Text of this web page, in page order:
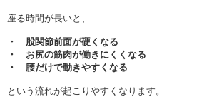
座る時間が長いと、
・ 股関節前面が硬くなる
・ お尻の筋肉が働きにくくなる
・ 腰だけで動きやすくなる
という流れが起こりやすくなります。